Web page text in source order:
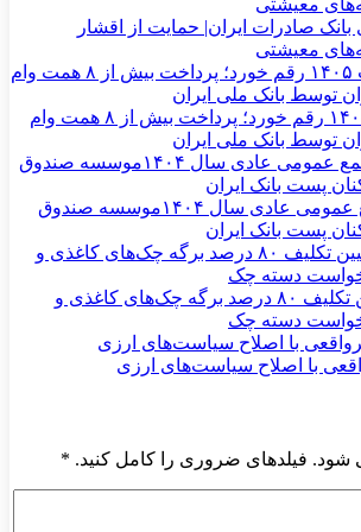
نفری بانک صادرات ایران| حمایت از اقشار
معیشتی
در چهار ماه نخست ۱۴۰۵ رقم خورد؛ پرداخت بیش از ۸ همت وام
توسط بانک ملی ایران
برگزاری جلسه مجمع عمومی عادی سال ۱۴۰۴موسسه صندوق
پست بانک ایران
محاسبه جداگانه تعیین تکلیف ۸۰ درصد برگه چک‌های کاغذی و
دسته چک
با اصلاح سیاست‌های ارزی
شود. فیلدهای ضروری را کامل کنید. *